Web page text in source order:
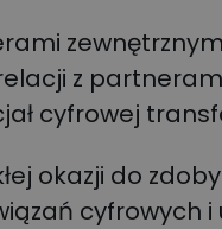
z
cyfrowej
okazji do
cyfrowych